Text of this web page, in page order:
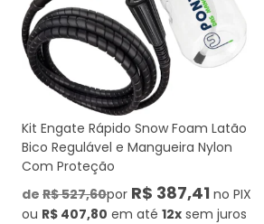
Kit Engate Rápido Snow Foam Latão
Bico Regulável e Mangueira Nylon
Com Proteção
de R$ 527,60por R$ 387,41 no PIX
ou R$ 407,80 em até 12x sem juros